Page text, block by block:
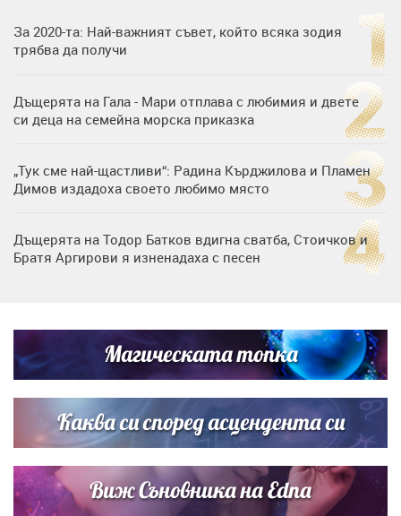
За 2020-та: Най-важният съвет, който всяка зодия
трябва да получи
Дъщерята на Гала - Мари отплава с любимия и двете
си деца на семейна морска приказка
„Тук сме най-щастливи“: Радина Кърджилова и Пламен
Димов издадоха своето любимо място
Дъщерята на Тодор Батков вдигна сватба, Стоичков и
Братя Аргирови я изненадаха с песен
Списъкът е ясен: Джей Ло и Риана във ВИП гостите на
сватбата на Роналдо
Магическата топка
Каква си според асцендента си
Виж Съновника на Edna